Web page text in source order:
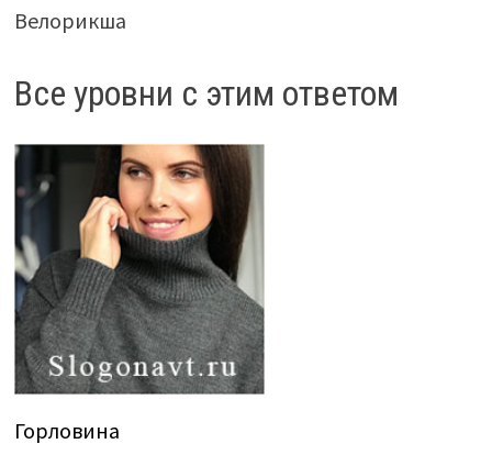
Велорикша
Все уровни с этим ответом
Горловина